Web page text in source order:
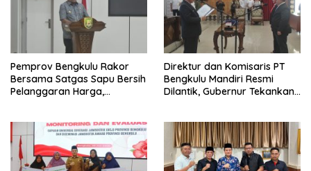
Pemprov Bengkulu Rakor
Bersama Satgas Sapu Bersih
Pelanggaran Harga,
Masih Jadi Sorotan
Direktur dan Komisaris PT
Bengkulu Mandiri Resmi
Dilantik, Gubernur Tekankan